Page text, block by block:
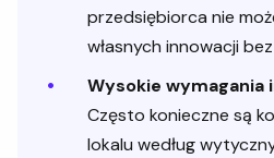
przedsiębiorca nie
własnych innowacji
Wysokie wymagania
Często konieczne są
lokalu według